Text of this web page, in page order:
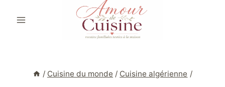
/ Cuisine du monde / Cuisine algérienne /